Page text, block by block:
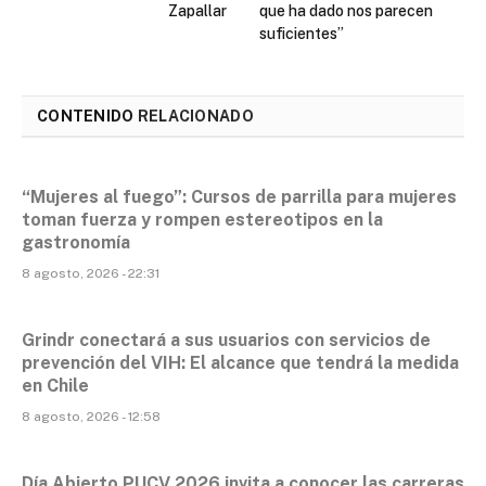
Zapallar
que ha dado nos parecen
suficientes”
CONTENIDO RELACIONADO
“Mujeres al fuego”: Cursos de parrilla para mujeres
toman fuerza y rompen estereotipos en la
gastronomía
8 agosto, 2026 - 22:31
Grindr conectará a sus usuarios con servicios de
prevención del VIH: El alcance que tendrá la medida
en Chile
8 agosto, 2026 - 12:58